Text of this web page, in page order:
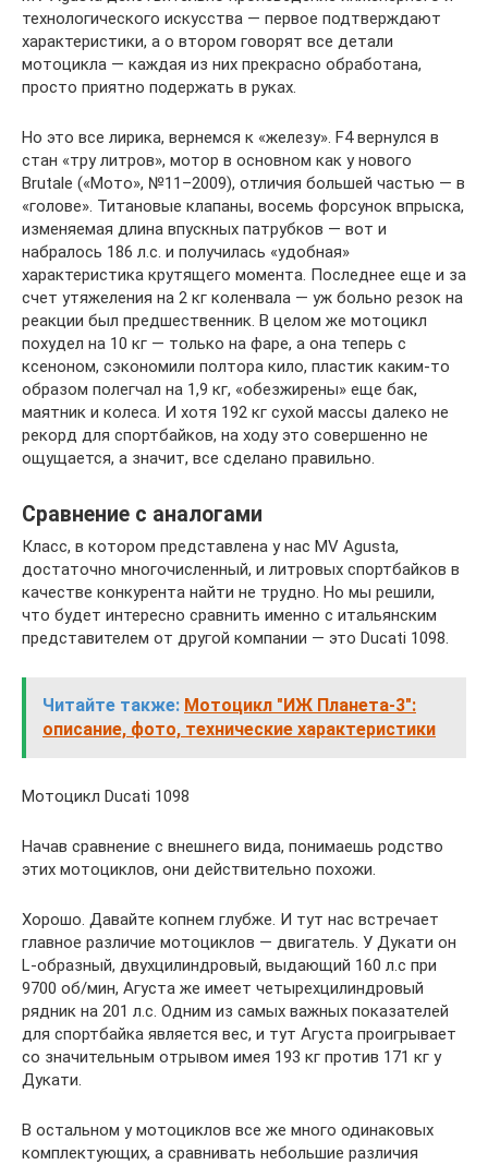
технологического искусства — первое подтверждают
характеристики, а о втором говорят все детали
мотоцикла — каждая из них прекрасно обработана,
просто приятно подержать в руках.
Но это все лирика, вернемся к «железу». F4 вернулся в
стан «тру литров», мотор в основном как у нового
Brutale («Мото», №11–2009), отличия большей частью — в
«голове». Титановые клапаны, восемь форсунок впрыска,
изменяемая длина впускных патрубков — вот и
набралось 186 л.с. и получилась «удобная»
характеристика крутящего момента. Последнее еще и за
счет утяжеления на 2 кг коленвала — уж больно резок на
реакции был предшественник. В целом же мотоцикл
похудел на 10 кг — только на фаре, а она теперь с
ксеноном, сэкономили полтора кило, пластик каким-то
образом полегчал на 1,9 кг, «обезжирены» еще бак,
маятник и колеса. И хотя 192 кг сухой массы далеко не
рекорд для спортбайков, на ходу это совершенно не
ощущается, а значит, все сделано правильно.
Сравнение с аналогами
Класс, в котором представлена у нас MV Agusta,
достаточно многочисленный, и литровых спортбайков в
качестве конкурента найти не трудно. Но мы решили,
что будет интересно сравнить именно с итальянским
представителем от другой компании — это Ducati 1098.
Читайте также: Мотоцикл "ИЖ Планета-3":
описание, фото, технические характеристики
Мотоцикл Ducati 1098
Начав сравнение с внешнего вида, понимаешь родство
этих мотоциклов, они действительно похожи.
Хорошо. Давайте копнем глубже. И тут нас встречает
главное различие мотоциклов — двигатель. У Дукати он
L-образный, двухцилиндровый, выдающий 160 л.с при
9700 об/мин, Агуста же имеет четырехцилиндровый
рядник на 201 л.с. Одним из самых важных показателей
для спортбайка является вес, и тут Агуста проигрывает
со значительным отрывом имея 193 кг против 171 кг у
Дукати.
В остальном у мотоциклов все же много одинаковых
комплектующих, а сравнивать небольшие различия